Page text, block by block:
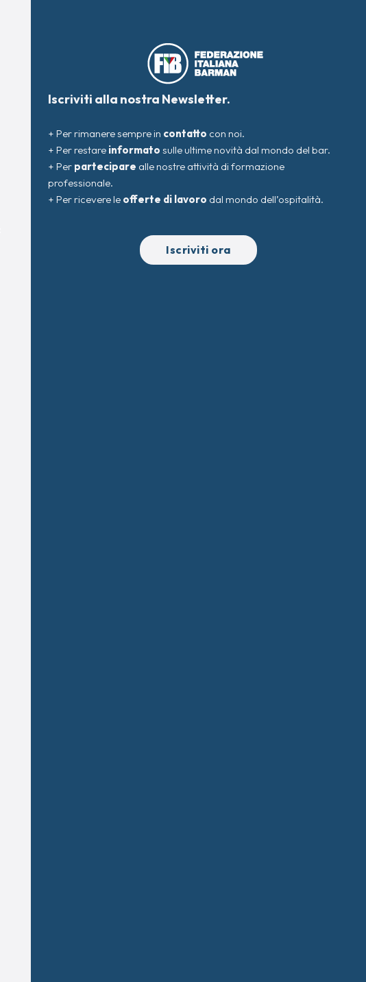
Iscriviti alla nostra Newsletter.
+ Per rimanere sempre in contatto con noi.
+ Per restare informato sulle ultime novità dal mondo del bar.
+ Per partecipare alle nostre attività di formazione
professionale.
+ Per ricevere le offerte di lavoro dal mondo dell’ospitalità.
Iscriviti ora